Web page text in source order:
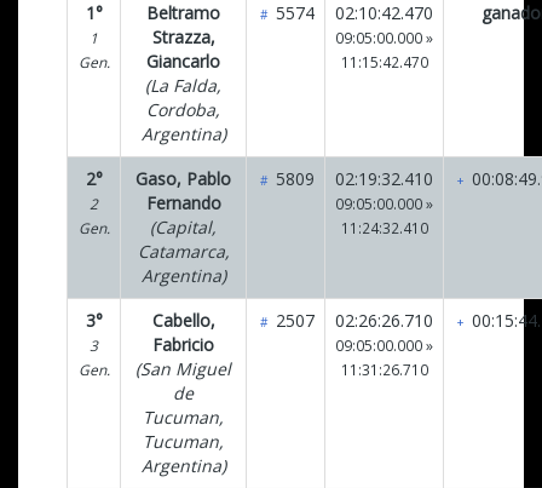
1°
1
Gen.
Beltramo
Strazza,
Giancarlo
(La Falda,
Cordoba,
Argentina)
# 5574 02:10:42.470
09:05:00.000 »
11:15:42.470
2°
2
Gen.
Gaso, Pablo
Fernando
(Capital,
Catamarca,
Argentina)
# 5809 02:19:32.410
09:05:00.000 »
11:24:32.410
+
3°
3
Gen.
Cabello,
Fabricio
(San Miguel
de
Tucuman,
Tucuman,
Argentina)
# 2507 02:26:26.710
09:05:00.000 »
11:31:26.710
+